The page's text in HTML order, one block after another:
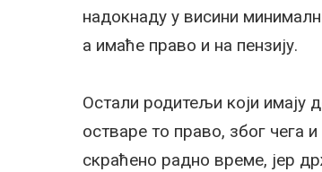
надокнаду у висини
а имаће право и на пензију.
Остали родитељи који имају
остваре то право, због чега
скраћено радно време, јер